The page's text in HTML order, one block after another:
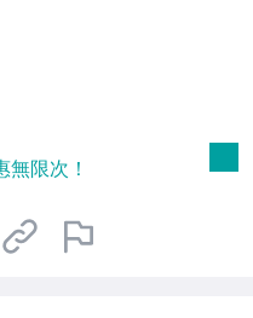
費$39】、離島配
限次！